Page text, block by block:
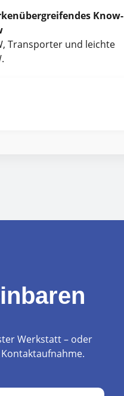
Know-
Transporter und leichte
Werkstatt – oder